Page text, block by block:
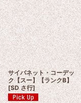
サイバネット・コーデッ
ク【スー】【ランクB】
[SD さ行]